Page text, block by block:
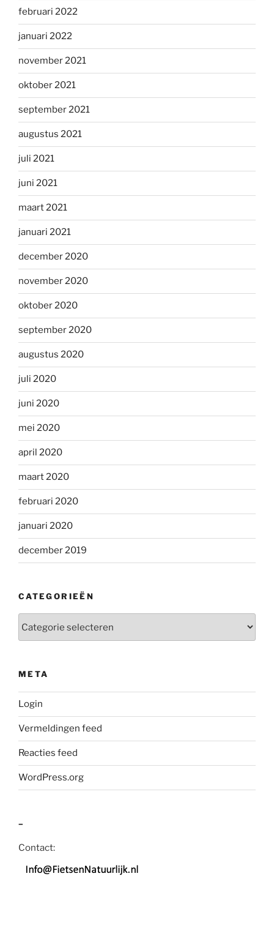
februari 2022
januari 2022
november 2021
oktober 2021
september 2021
augustus 2021
juli 2021
juni 2021
maart 2021
januari 2021
december 2020
november 2020
oktober 2020
september 2020
augustus 2020
juli 2020
juni 2020
mei 2020
april 2020
maart 2020
februari 2020
januari 2020
december 2019
CATEGORIEËN
META
Login
Vermeldingen feed
Reacties feed
WordPress.org
–
Contact: